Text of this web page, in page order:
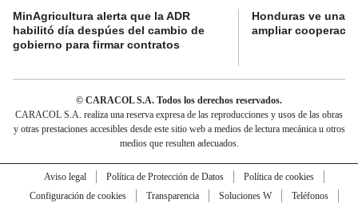
MinAgricultura alerta que la ADR
habilitó día despúes del cambio de
gobierno para firmar contratos
Honduras ve una
ampliar
© CARACOL S.A. Todos los derechos reservados.
CARACOL S.A. realiza una reserva expresa de las reproducciones y usos de las obras
y otras prestaciones accesibles desde este sitio web a medios de lectura mecánica u otros
medios que resulten adecuados.
Aviso legal Política de Protección de Datos
Política de cookies
Configuración de cookies
Transparencia Soluciones W
Teléfonos